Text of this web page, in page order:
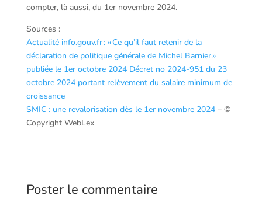
compter, là aussi, du 1er novembre 2024.
Sources :
Actualité info.gouv.fr : « Ce qu’il faut retenir de la
déclaration de politique générale de Michel Barnier »
publiée le 1er octobre 2024 Décret no 2024-951 du 23
octobre 2024 portant relèvement du salaire minimum de
croissance
SMIC : une revalorisation dès le 1er novembre 2024– ©
Copyright WebLex
Poster le commentaire